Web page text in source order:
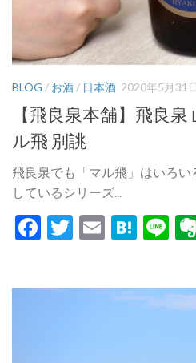
BLOG / お酒/ 日本酒 2020年5月31
【飛良泉本舗】飛良
ル飛 別誂
飛良泉でも「マル飛」はいろ
しているシリーズ...
Facebook
Twitter
Email